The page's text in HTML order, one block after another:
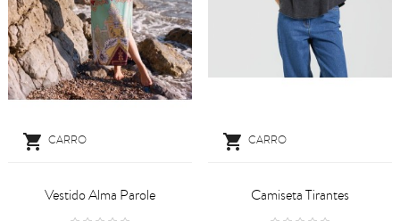
 CARRO
Vestido Alma Parole
 CARRO
Camiseta Tirantes